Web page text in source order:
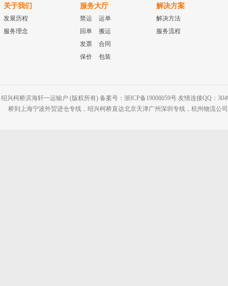
关于我们
发展历程
服务理念
服务大厅
禁运
运单
回单
搬运
发票
合同
保价
包装
解决方案
解决方法
服务流程
绍兴柯桥滨海轩一运输户 (版权所有) 备案号：浙ICP备19008059号 友情连接QQ：
桥到上海宁波外贸进仓专线，绍兴柯桥直达北京天津广州深圳专线，杭州物流公